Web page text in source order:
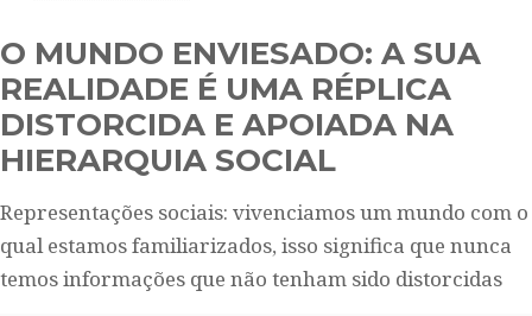
O MUNDO ENVIESADO: A SUA
REALIDADE É UMA RÉPLICA
DISTORCIDA E APOIADA NA
HIERARQUIA SOCIAL
Representações sociais: vivenciamos um mundo com o
qual estamos familiarizados, isso significa que nunca
temos informações que não tenham sido distorcidas